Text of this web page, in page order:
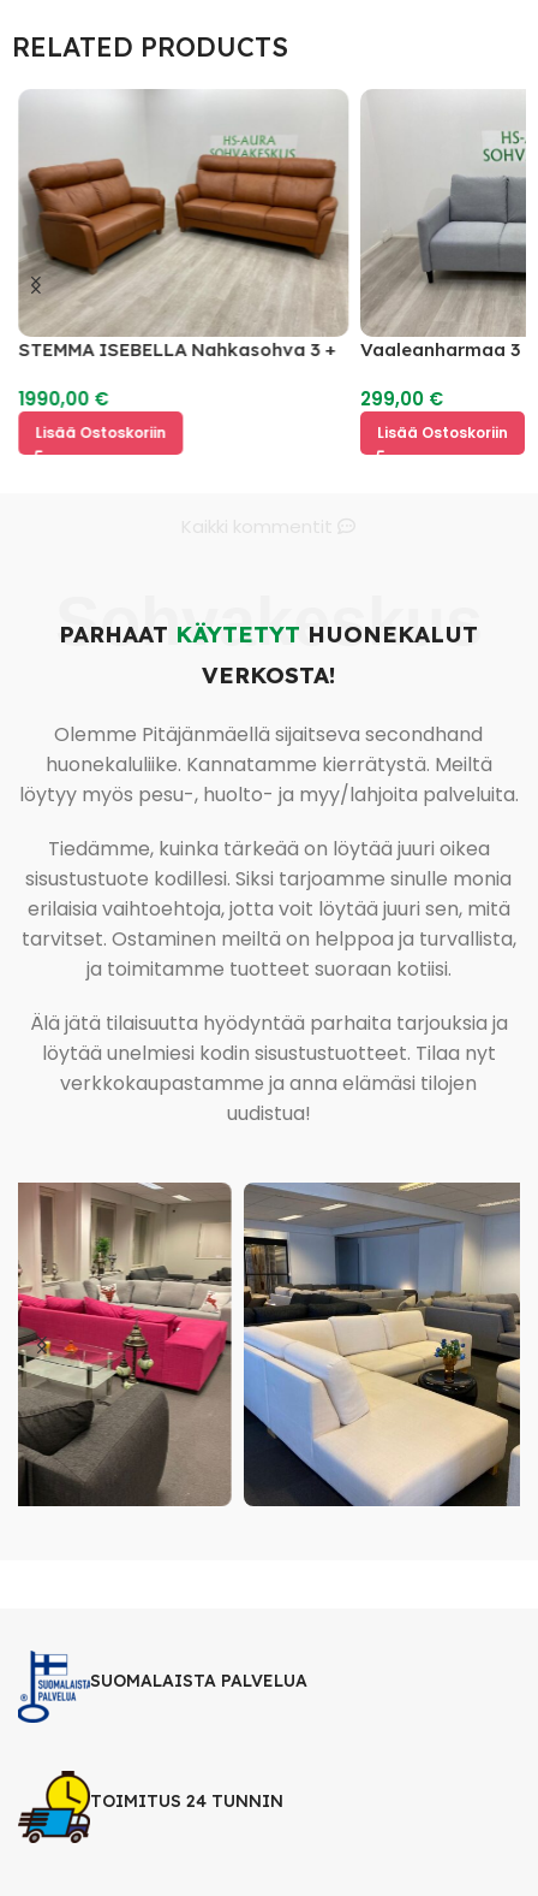
RELATED PRODUCTS
STEMMA ISEBELLA Nahkasohva 3 +
1990,00 €
Lisää Ostoskoriin
Vaaleanharmaa 3
299,00 €
Lisää Ostoskoriin
Sohvakeskus
PARHAAT KÄYTETYT HUONEKALUT
VERKOSTA!
Olemme Pitäjänmäellä sijaitseva secondhand
huonekaluliike. Kannatamme kierrätystä. Meiltä
löytyy myös pesu-, huolto- ja myy/lahjoita palveluita.
Tiedämme, kuinka tärkeää on löytää juuri oikea
sisustustuote kodillesi. Siksi tarjoamme sinulle monia
erilaisia vaihtoehtoja, jotta voit löytää juuri sen, mitä
tarvitset. Ostaminen meiltä on helppoa ja turvallista,
ja toimitamme tuotteet suoraan kotiisi.
Älä jätä tilaisuutta hyödyntää parhaita tarjouksia ja
löytää unelmiesi kodin sisustustuotteet. Tilaa nyt
verkkokaupastamme ja anna elämäsi tilojen
uudistua!
SUOMALAISTA PALVELUA
TOIMITUS 24 TUNNIN